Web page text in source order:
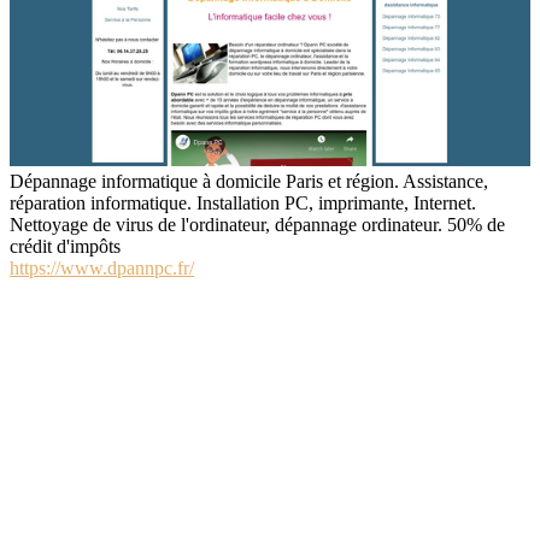
Dépannage informatique à domicile Paris et région. Assistance,
réparation informatique. Installation PC, imprimante, Internet.
Nettoyage de virus de l'ordinateur, dépannage ordinateur. 50% de
crédit d'impôts
https://www.dpannpc.fr/